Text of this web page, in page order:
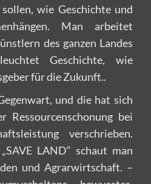
wie Geschichte und
Man arbeitet
des ganzen Landes
Geschichte, wie
für die Zukunft..
und die hat sich
Ressourcenschonung bei
verschrieben.
LAND“ schaut man
und Agrarwirtschaft. –